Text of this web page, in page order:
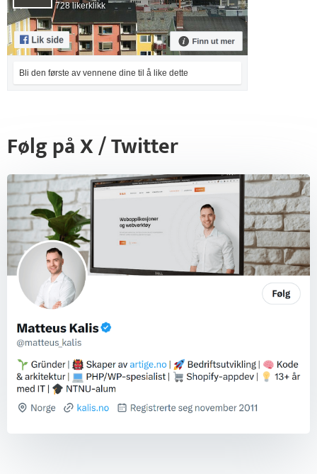
728 likerklikk
Bli den første av vennene dine til å like dette
Følg på X / Twitter